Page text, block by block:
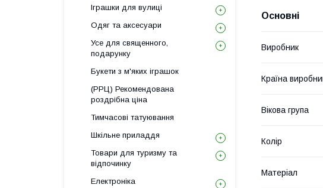
Основні
Виробник
Країна
Вікова група
Колір
Матеріал
Іграшки для вулиці
Одяг та аксесуари
Усе для священного,
подарунку
Букети з м'яких іграшок
(РРЦ) Рекомендована
роздрібна ціна
Тимчасові татуювання
Шкільне приладдя
Товари для туризму та
відпочинку
Електроніка